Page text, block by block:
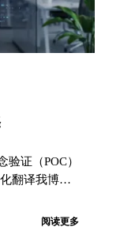
证（POC）
翻译我博客
阅读更多